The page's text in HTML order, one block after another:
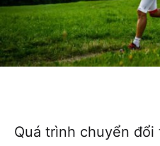
Quá trình chuyển